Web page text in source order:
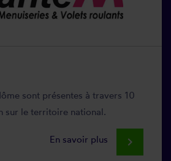
sont présentes à travers 10
sur le territoire national.
En savoir plus keyboard_arrow_right